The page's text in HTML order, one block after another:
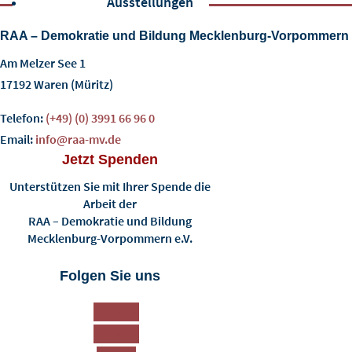
RAA – Demokratie und Bildung Mecklenburg-Vorpommern
Am Melzer See 1
17192 Waren (Müritz)
Telefon: (+49) (0) 3991 66 96 0
Email: info@raa-mv.de
Jetzt Spenden
Unterstützen Sie mit Ihrer Spende die
Arbeit der
RAA – Demokratie und Bildung
Mecklenburg-Vorpommern e.V.
Folgen Sie uns